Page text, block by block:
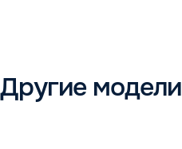
Другие модели